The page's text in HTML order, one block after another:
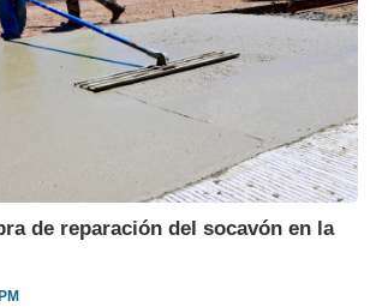
de reparación del socavón en la